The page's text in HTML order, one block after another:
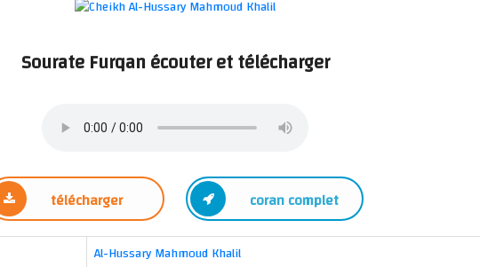
Sourate Furqan écouter et télécharger
télécharger coran complet
Al-Hussary Mahmoud Khalil